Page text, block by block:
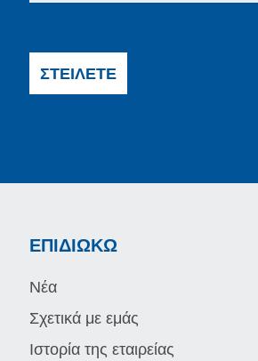
ΣΤΕΊΛΕΤΕ
ΕΠΙΔΙΏΚΩ
Νέα
Σχετικά με εμάς
Ιστορία της εταιρείας